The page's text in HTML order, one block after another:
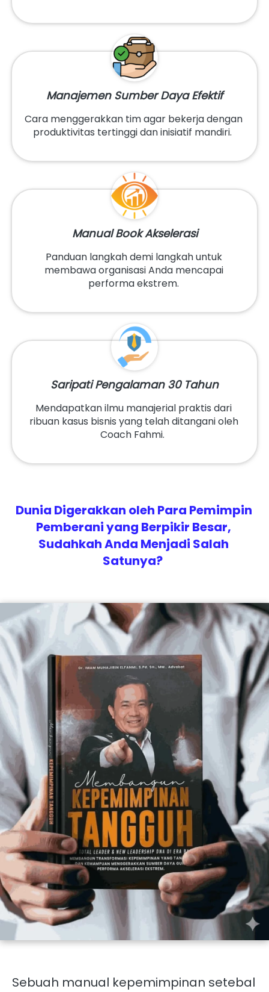
Manajemen Sumber Daya Efektif
Cara menggerakkan tim agar bekerja dengan
produktivitas tertinggi dan inisiatif mandiri.
Manual Book Akselerasi
Panduan langkah demi langkah untuk
membawa organisasi Anda mencapai
performa ekstrem.
Saripati Pengalaman 30 Tahun
Mendapatkan ilmu manajerial praktis dari
ribuan kasus bisnis yang telah ditangani oleh
Coach Fahmi.
Dunia Digerakkan oleh Para Pemimpin
Pemberani yang Berpikir Besar,
Sudahkah Anda Menjadi Salah
Satunya?
Sebuah manual kepemimpinan setebal